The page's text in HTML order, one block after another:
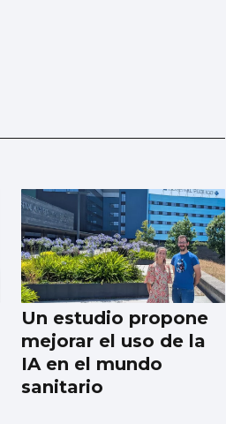
Un estudio propone
mejorar el uso de la
IA en el mundo
sanitario